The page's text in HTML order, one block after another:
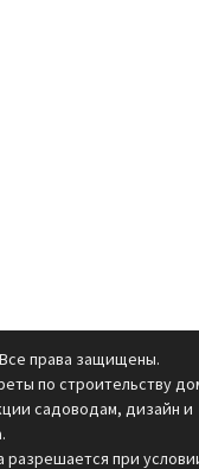
Все права защищены.
по строительству
садоводам, дизайн и
разрешается при